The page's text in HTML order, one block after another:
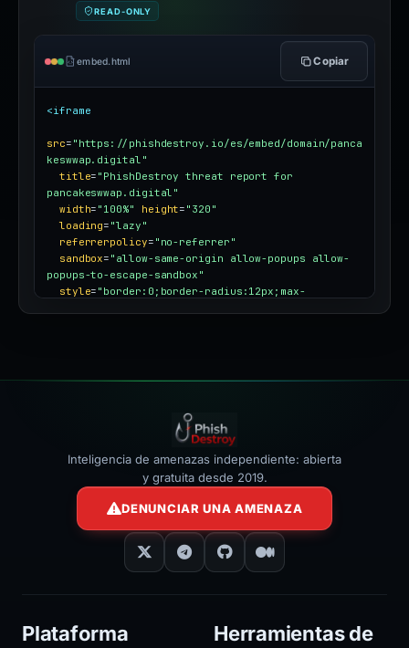
READ-ONLY
embed.html Copiar
<iframe
src= "https://phishdestroy.io/es/embed/domain/panca
keswwap.digital"
title= "PhishDestroy threat report for
pancakeswwap.digital"
width= "100%" height= "320"
loading= "lazy"
referrerpolicy= "no-referrer"
sandbox= "allow-same-origin allow-popups allow-
popups-to-escape-sandbox"
style= "border:0;border-radius:12px;max-
Inteligencia de amenazas independiente: abierta
y gratuita desde 2019.
DENUNCIAR UNA AMENAZA
Plataforma
Herramientas de